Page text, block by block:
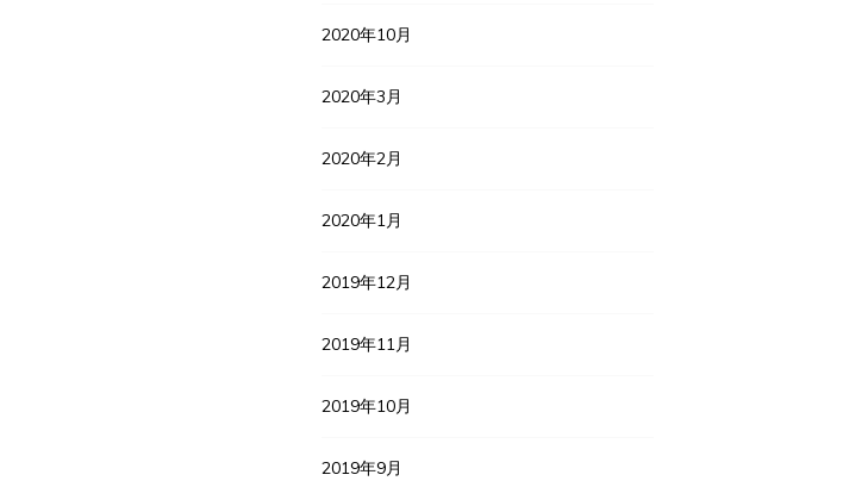
2020年10月
2020年3月
2020年2月
2020年1月
2019年12月
2019年11月
2019年10月
2019年9月